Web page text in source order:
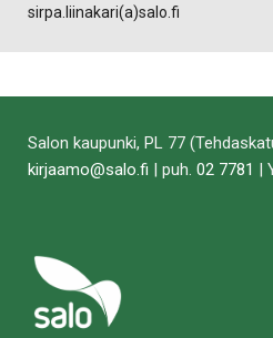
sirpa.liinakari(a)salo.fi
Salon kaupunki, PL 77
kirjaamo@salo.fi | puh. 02 7781 |